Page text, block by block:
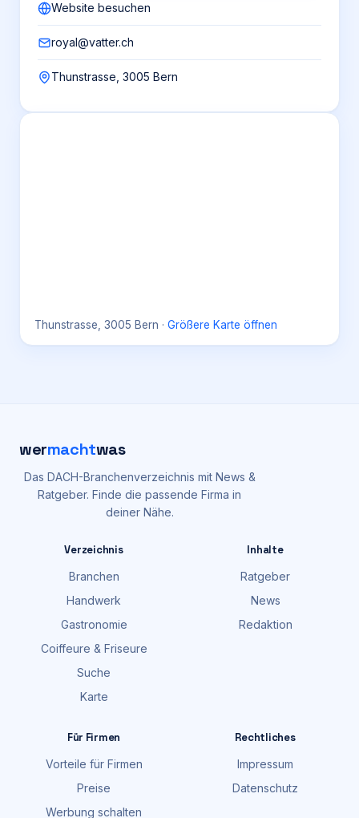
Website besuchen
royal@vatter.ch
Thunstrasse, 3005 Bern
Thunstrasse, 3005 Bern · Größere Karte öffnen
wermachtwas
Das DACH-Branchenverzeichnis mit News &
Ratgeber. Finde die passende Firma in
deiner Nähe.
Verzeichnis
Branchen
Handwerk
Gastronomie
Coiffeure & Friseure
Suche
Karte
Inhalte
Ratgeber
News
Redaktion
Für Firmen
Vorteile für Firmen
Preise
Werbung schalten
Rechtliches
Impressum
Datenschutz